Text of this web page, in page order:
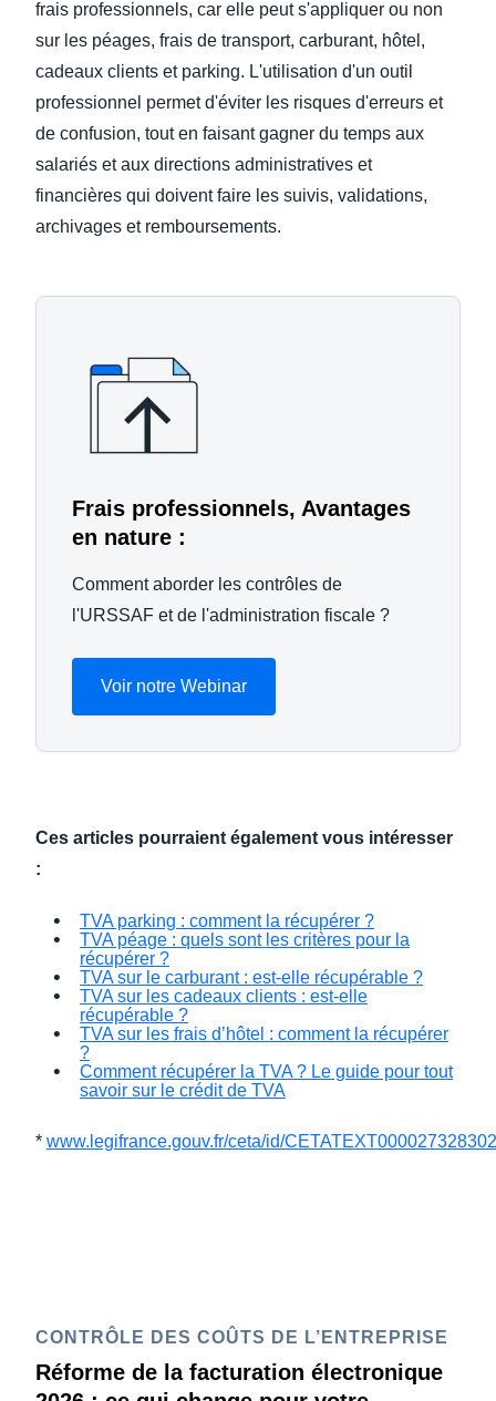
frais professionnels, car elle peut s'appliquer ou non
sur les péages, frais de transport, carburant, hôtel,
cadeaux clients et parking. L'utilisation d'un outil
professionnel permet d'éviter les risques d'erreurs et
de confusion, tout en faisant gagner du temps aux
salariés et aux directions administratives et
financières qui doivent faire les suivis, validations,
archivages et remboursements.
Frais professionnels, Avantages
en nature :
Comment aborder les contrôles de
l'URSSAF et de l'administration fiscale ?
Voir notre Webinar
Ces articles pourraient également vous intéresser
:
TVA parking : comment la récupérer ?
TVA péage : quels sont les critères pour la
récupérer ?
TVA sur le carburant : est-elle récupérable ?
TVA sur les cadeaux clients : est-elle
récupérable ?
TVA sur les frais d’hôtel : comment la récupérer
?
Comment récupérer la TVA ? Le guide pour tout
savoir sur le crédit de TVA
* www.legifrance.gouv.fr/ceta/id/CETATEXT000027328302
CONTRÔLE DES COÛTS DE L’ENTREPRISE
Réforme de la facturation électronique